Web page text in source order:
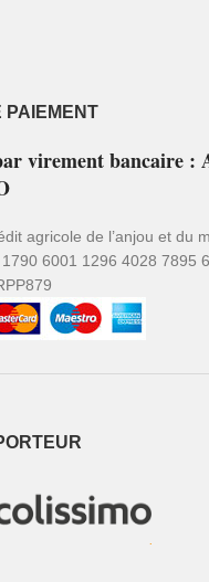
PAIEMENT
virement bancaire :
agricole de l’anjou et du
6001 1296 4028 7895